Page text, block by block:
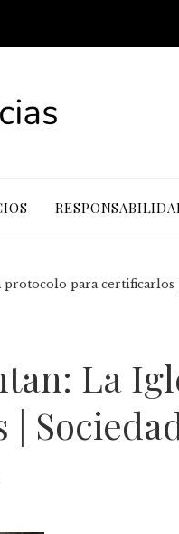
protocolo para certificarlos
La